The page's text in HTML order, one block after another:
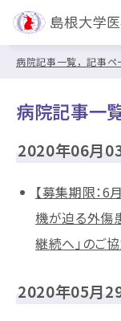
病院記事一覧，記事ペ
病院記事一
2020年06月
【募集期限：6
機が迫る外傷
継続へ」のご
2020年05月